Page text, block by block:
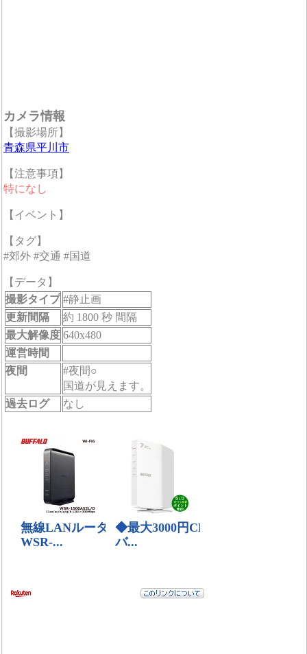
カメラ情報
【撮影場所】
青森県平川市
【注意事項】
特になし
【イベント】
【タグ】
#郊外 #交通 #国道
【データ】
撮影タイプ #静止画
更新間隔
約 1800 秒 間隔
最大解像度 640x480
運営時間
夜間
#夜間○
国道が見えます。
過去ログ
なし